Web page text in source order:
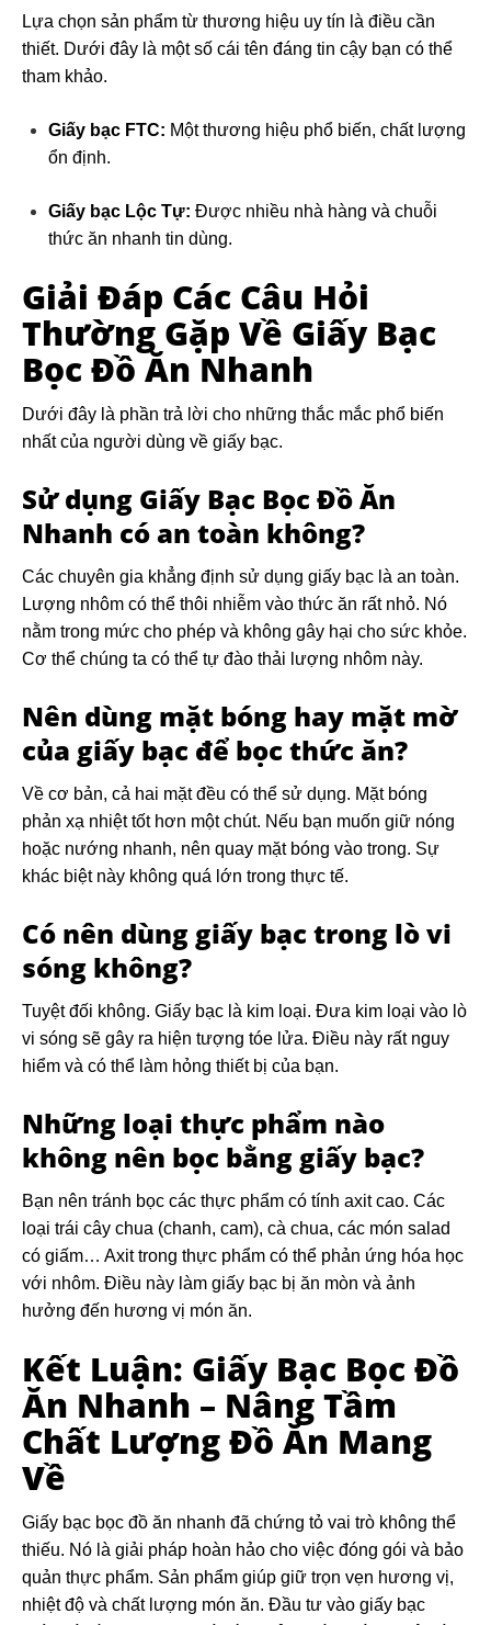
Lựa chọn sản phẩm từ thương hiệu uy tín là điều cần
thiết. Dưới đây là một số cái tên đáng tin cậy bạn có thể
tham khảo.
Giấy bạc FTC: Một thương hiệu phổ biến, chất lượng
ổn định.
Giấy bạc Lộc Tự: Được nhiều nhà hàng và chuỗi
thức ăn nhanh tin dùng.
Giải Đáp Các Câu Hỏi
Thường Gặp Về Giấy Bạc
Bọc Đồ Ăn Nhanh
Dưới đây là phần trả lời cho những thắc mắc phổ biến
nhất của người dùng về giấy bạc.
Sử dụng Giấy Bạc Bọc Đồ Ăn
Nhanh có an toàn không?
Các chuyên gia khẳng định sử dụng giấy bạc là an toàn.
Lượng nhôm có thể thôi nhiễm vào thức ăn rất nhỏ. Nó
nằm trong mức cho phép và không gây hại cho sức khỏe.
Cơ thể chúng ta có thể tự đào thải lượng nhôm này.
Nên dùng mặt bóng hay mặt mờ
của giấy bạc để bọc thức ăn?
Về cơ bản, cả hai mặt đều có thể sử dụng. Mặt bóng
phản xạ nhiệt tốt hơn một chút. Nếu bạn muốn giữ nóng
hoặc nướng nhanh, nên quay mặt bóng vào trong. Sự
khác biệt này không quá lớn trong thực tế.
Có nên dùng giấy bạc trong lò vi
sóng không?
Tuyệt đối không. Giấy bạc là kim loại. Đưa kim loại vào lò
vi sóng sẽ gây ra hiện tượng tóe lửa. Điều này rất nguy
hiểm và có thể làm hỏng thiết bị của bạn.
Những loại thực phẩm nào
không nên bọc bằng giấy bạc?
Bạn nên tránh bọc các thực phẩm có tính axit cao. Các
loại trái cây chua (chanh, cam), cà chua, các món salad
có giấm… Axit trong thực phẩm có thể phản ứng hóa học
với nhôm. Điều này làm giấy bạc bị ăn mòn và ảnh
hưởng đến hương vị món ăn.
Kết Luận: Giấy Bạc Bọc Đồ
Ăn Nhanh – Nâng Tầm
Chất Lượng Đồ Ăn Mang
Về
Giấy bạc bọc đồ ăn nhanh đã chứng tỏ vai trò không thể
thiếu. Nó là giải pháp hoàn hảo cho việc đóng gói và bảo
quản thực phẩm. Sản phẩm giúp giữ trọn vẹn hương vị,
nhiệt độ và chất lượng món ăn. Đầu tư vào giấy bạc